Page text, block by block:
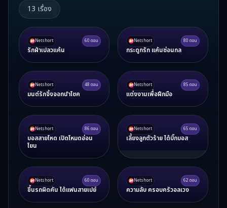
13 เรื่อง
Netshort 60 ตอน
รักฝ่าเปลวแค้น
Netshort 80 ตอน
กระดูกรัก แค้นซ่อนกล
Netshort 48 ตอน
มนต์รักจิ้งจอกนำโชค
Netshort 85 ตอน
แต่งงานเพื่อฝึกมือ
Netshort 86 ตอน
บอสสายโหด เปิดโหมดอ่อน
โยน
Netshort 65 ตอน
เลี้ยงลูกตัวร้าย ได้บิ๊กบอส
Netshort 60 ตอน
ขึ้นรถผิดคัน ได้แฟนสายเปย์
Netshort 62 ตอน
ความลับ ครอบครัวอลเวง